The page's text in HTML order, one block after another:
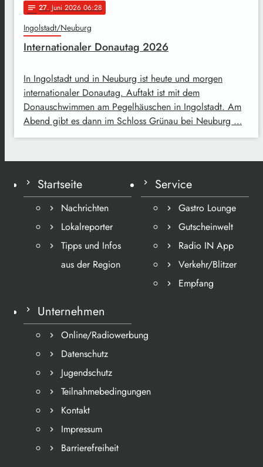
notes 27. Juni 2026 06:28
Ingolstadt/Neuburg
Internationaler Donautag 2026
In Ingolstadt und in Neuburg ist heute und morgen
internationaler Donautag. Auftakt ist mit dem
Donauschwimmen am Pegelhäuschen in Ingolstadt. Am
Abend gibt es dann im Schloss Grünau bei Neuburg …
Startseite
Nachrichten
Lokalreporter
Tipps und Infos
aus der Region
Service
Gastro Lounge
Gutscheinwelt
Radio IN App
Verkehr/Blitzer
Empfang
Unternehmen
Online/Radiowerbung
Datenschutz
Jugendschutz
Teilnahmebedingungen
Kontakt
Impressum
Barrierefreiheit